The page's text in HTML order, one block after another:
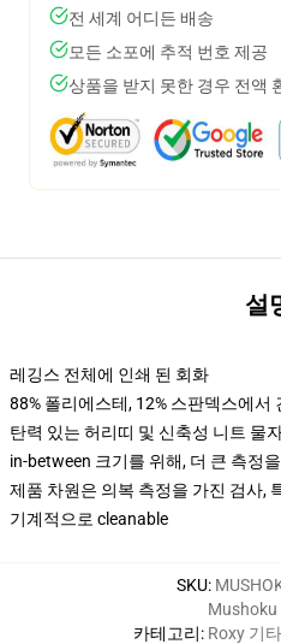
전 세계 어디든 배송
모든 소포에 추적 번호 제공
상품을 받지 못한 경우 전액
설
레깅스 전체에 인쇄 된 회화
88% 폴리에스테, 12% 스판덱스에서
탄력 있는 허리띠 및 신축성 니트 물
in-between 크기를 위해, 더 큰 측정
제품 차원은 의복 측정을 가진 검사,
기계적으로 cleanable
SKU:
카테고리:
Mushoku
Roxy 기